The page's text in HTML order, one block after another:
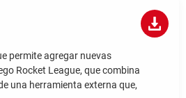
permite agregar nuevas
Rocket League, que combina
una herramienta externa que,